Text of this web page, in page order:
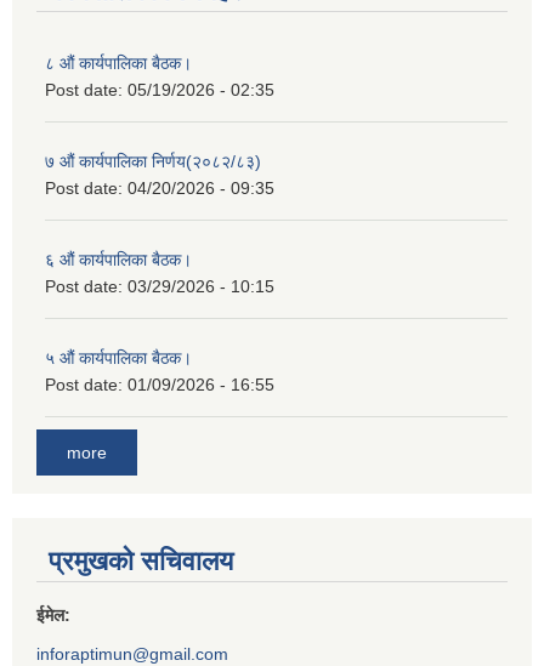
८ औं कार्यपालिका बैठक।
Post date: 05/19/2026 - 02:35
७ औं कार्यपालिका निर्णय(२०८२/८३)
Post date: 04/20/2026 - 09:35
६ औं कार्यपालिका बैठक।
Post date: 03/29/2026 - 10:15
५ औं कार्यपालिका बैठक।
Post date: 01/09/2026 - 16:55
more
प्रमुखको सचिवालय
ईमेल:
inforaptimun@gmail.com